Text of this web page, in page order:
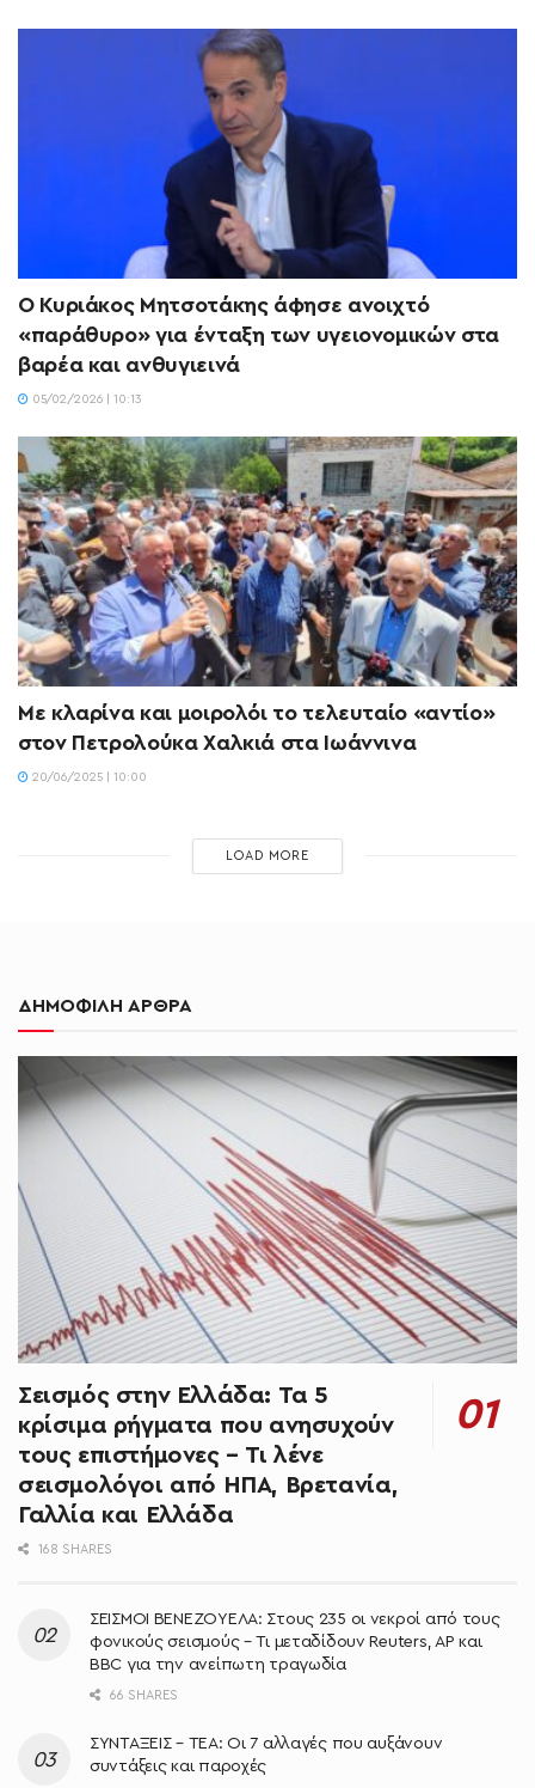
Ο Κυριάκος Μητσοτάκης άφησε ανοιχτό
«παράθυρο» για ένταξη των υγειονομικών στα
βαρέα και ανθυγιεινά
05/02/2026 | 10:13
Με κλαρίνα και μοιρολόι το τελευταίο «αντίο»
στον Πετρολούκα Χαλκιά στα Ιωάννινα
20/06/2025 | 10:00
LOAD MORE
ΔΗΜΟΦΙΛΗ ΑΡΘΡΑ
Σεισμός στην Ελλάδα: Τα 5
κρίσιμα ρήγματα που ανησυχούν
τους επιστήμονες – Τι λένε
σεισμολόγοι από ΗΠΑ, Βρετανία,
Γαλλία και Ελλάδα
168 SHARES
ΣΕΙΣΜΟΙ ΒΕΝΕΖΟΥΕΛΑ: Στους 235 οι νεκροί από τους
φονικούς σεισμούς – Τι μεταδίδουν Reuters, AP και
BBC για την ανείπωτη τραγωδία
66 SHARES
ΣΥΝΤΑΞΕΙΣ – ΤΕΑ: Οι 7 αλλαγές που αυξάνουν
συντάξεις και παροχές